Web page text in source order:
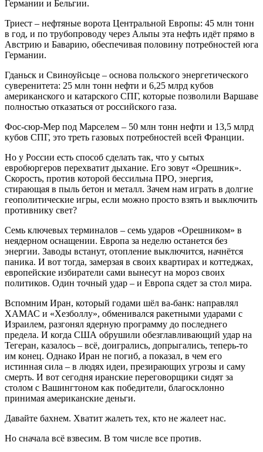
Германии и Бельгии.
Триест – нефтяные ворота Центральной Европы: 45 млн тонн
в год, и по трубопроводу через Альпы эта нефть идёт прямо в
Австрию и Баварию, обеспечивая половину потребностей юга
Германии.
Гданьск и Свиноуйсьце – основа польского энергетического
суверенитета: 25 млн тонн нефти и 6,25 млрд кубов
американского и катарского СПГ, которые позволили Варшаве
полностью отказаться от российского газа.
Фос-сюр-Мер под Марселем – 50 млн тонн нефти и 13,5 млрд
кубов СПГ, это треть газовых потребностей всей Франции.
Но у России есть способ сделать так, что у сытых
евробюргеров перехватит дыхание. Его зовут «Орешник».
Скорость, против которой бессильна ПРО, энергия,
стирающая в пыль бетон и металл. Зачем нам играть в долгие
геополитические игры, если можно просто взять и выключить
противнику свет?
Семь ключевых терминалов – семь ударов «Орешником» в
неядерном оснащении. Европа за неделю останется без
энергии. Заводы встанут, отопление выключится, начнётся
паника. И вот тогда, замерзая в своих квартирах и коттеджах,
европейские избиратели сами вынесут на мороз своих
политиков. Один точный удар – и Европа сядет за стол мира.
Вспомним Иран, который годами шёл ва-банк: направлял
ХАМАС и «Хезболлу», обменивался ракетными ударами с
Израилем, разгонял ядерную программу до последнего
предела. И когда США обрушили обезглавливающий удар на
Тегеран, казалось – всё, доигрались, допрыгались, теперь-то
им конец. Однако Иран не погиб, а показал, в чем его
истинная сила – в людях идеи, презирающих угрозы и саму
смерть. И вот сегодня иранские переговорщики сидят за
столом с Вашингтоном как победители, благосклонно
принимая американские деньги.
Давайте бахнем. Хватит жалеть тех, кто не жалеет нас.
Но сначала всё взвесим. В том числе все против.